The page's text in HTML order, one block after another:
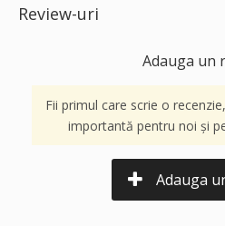
Review-uri
Adauga un
Fii primul care scrie o
importantă pentru noi și
Adauga